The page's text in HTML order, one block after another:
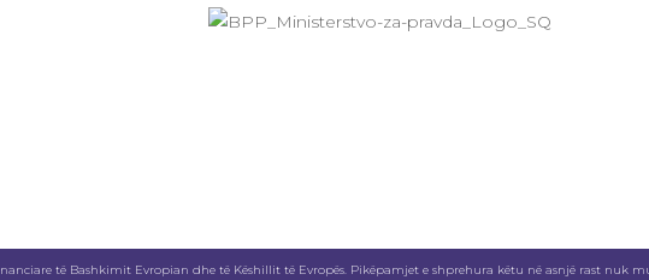
të Bashkimit Evropian dhe të Këshillit të Evropës. Pikëpamjet e shprehura këtu në asnjë rast nuk